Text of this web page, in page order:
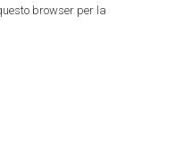
browser per la